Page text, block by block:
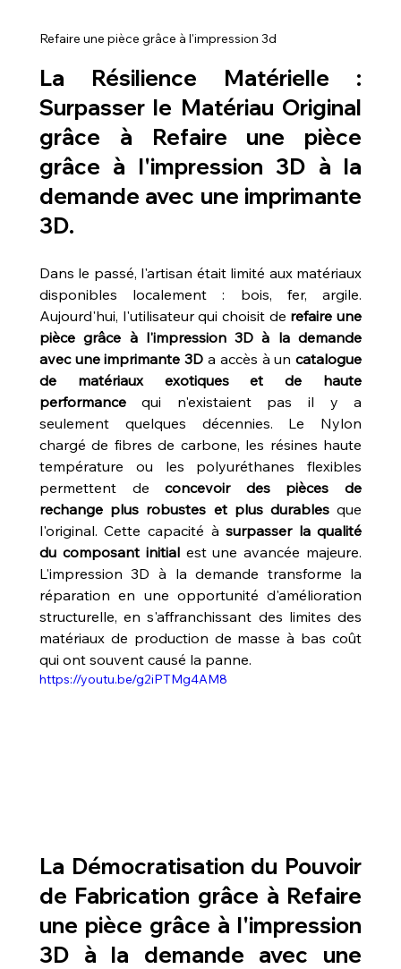
Refaire une pièce grâce à l'impression 3d
La Résilience Matérielle :
Surpasser le Matériau Original
grâce à Refaire une pièce
grâce à l'impression 3D à la
demande avec une imprimante
3D.
Dans le passé, l'artisan était limité aux matériaux
disponibles localement : bois, fer, argile.
Aujourd'hui, l'utilisateur qui choisit de refaire une
pièce grâce à l'impression 3D à la demande
avec une imprimante 3D a accès à un catalogue
de matériaux exotiques et de haute
performance qui n'existaient pas il y a
seulement quelques décennies. Le Nylon
chargé de fibres de carbone, les résines haute
température ou les polyuréthanes flexibles
permettent de concevoir des pièces de
rechange plus robustes et plus durables que
l'original. Cette capacité à surpasser la qualité
du composant initial est une avancée majeure.
L'impression 3D à la demande transforme la
réparation en une opportunité d'amélioration
structurelle, en s'affranchissant des limites des
matériaux de production de masse à bas coût
qui ont souvent causé la panne.
https://youtu.be/g2iPTMg4AM8
La Démocratisation du Pouvoir
de Fabrication grâce à Refaire
une pièce grâce à l'impression
3D à la demande avec une